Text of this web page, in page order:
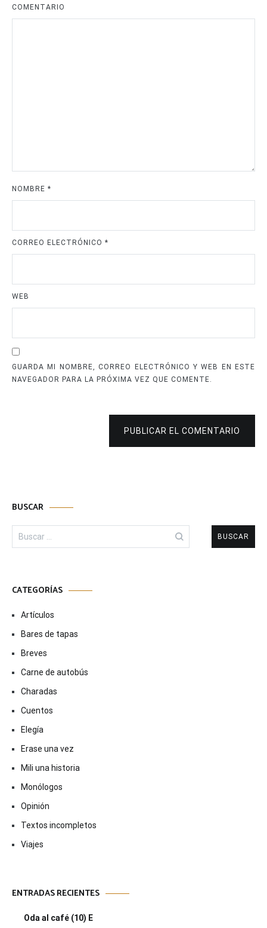
COMENTARIO
NOMBRE *
CORREO ELECTRÓNICO *
WEB
GUARDA MI NOMBRE, CORREO ELECTRÓNICO Y WEB EN ESTE
NAVEGADOR PARA LA PRÓXIMA VEZ QUE COMENTE.
PUBLICAR EL COMENTARIO
BUSCAR
Buscar:
CATEGORÍAS
Artículos
Bares de tapas
Breves
Carne de autobús
Charadas
Cuentos
Elegía
Erase una vez
Mili una historia
Monólogos
Opinión
Textos incompletos
Viajes
ENTRADAS RECIENTES
Oda al café (10) E